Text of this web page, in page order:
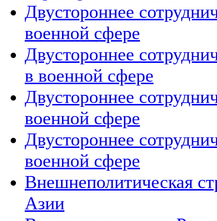
Двустороннее
военной сфере
Двустороннее
в военной сфере
Двустороннее
военной сфере
Двустороннее
военной сфере
Внешнеполитическая
Азии